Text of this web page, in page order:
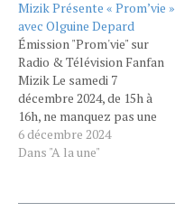
Mizik Présente « Prom’vie »
avec Olguine Depard
Émission "Prom'vie" sur
Radio & Télévision Fanfan
Mizik Le samedi 7
décembre 2024, de 15h à
16h, ne manquez pas une
émission exceptionnelle
dédiée à la santé et au bien-
Intitulée "Prom'vie", cette
6 décembre 2024
Dans "A la une"